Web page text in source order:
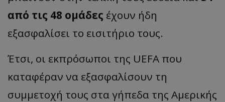
από τις 48 ομάδες έχουν ήδη
εξασφαλίσει το εισιτήριο τους.
Έτσι, οι εκπρόσωποι της UEFA που
καταφέραν να εξασφαλίσουν τη
συμμετοχή τους στα γήπεδα της Αμερικής